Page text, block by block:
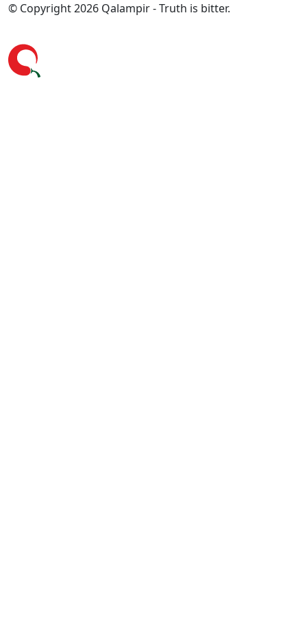
© Copyright 2026 Qalampir - Truth is bitter.